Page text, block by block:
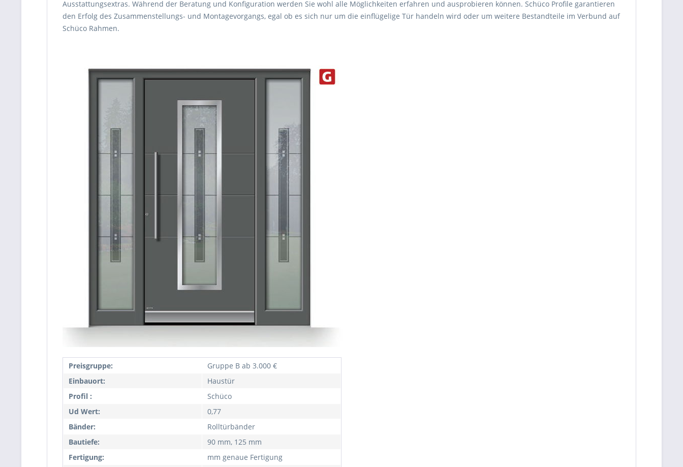
Ausstattungsextras. Während der Beratung und Konfiguration werden Sie wohl alle Möglichkeiten erfahren und ausprobieren können. Schüco Profile garantieren
den Erfolg des Zusammenstellungs- und Montagevorgangs, egal ob es sich nur um die einflügelige Tür handeln wird oder um weitere Bestandteile im Verbund auf
Schüco Rahmen.
Preisgruppe:
Gruppe B ab 3.000 €
Einbauort:
Haustür
Profil :
Schüco
Ud Wert:
0,77
Bänder:
Rolltürbänder
Bautiefe:
90 mm, 125 mm
Fertigung:
mm genaue Fertigung